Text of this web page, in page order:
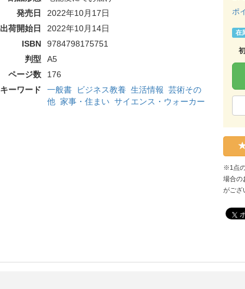
発売日
2022年10月17日
出荷開始日
2022年10月14日
ISBN
9784798175751
判型
A5
ページ数
176
キーワード
一般書 ビジネス教養 生活情報 芸術その
他 家事・住まい サイエンス・ウォーカー
ポ
在
※1点
場合の
がござ